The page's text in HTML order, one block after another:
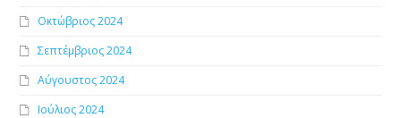
Οκτώβριος 2024
Σεπτέμβριος 2024
Αύγουστος 2024
Ιούλιος 2024